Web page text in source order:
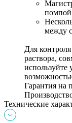
между
Для
раствора,
используйте
Гарантия на
Технические